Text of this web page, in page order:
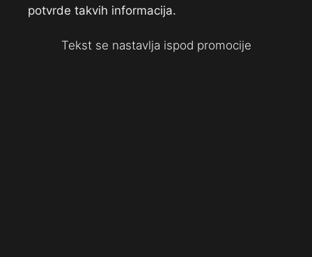
potvrde takvih informacija.
Tekst se nastavlja ispod promocije